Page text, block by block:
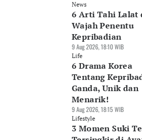
News
6 Arti Tahi Lalat
Wajah Penentu
Kepribadian
9 Aug 2026, 18:10 WIB
Life
6 Drama Korea
Tentang
Ganda, Unik dan
Menarik!
9 Aug 2026, 18:15 WIB
Lifestyle
3 Momen Suki